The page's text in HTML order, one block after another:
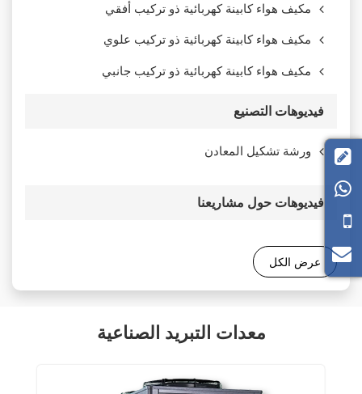
مكيف هواء كابينة كهربائية ذو تركيب أفقي
مكيف هواء كابينة كهربائية ذو تركيب علوي
مكيف هواء كابينة كهربائية ذو تركيب جانبي
فيديوهات التصنيع
ورشة تشكيل المعادن
فيديوهات حول مشاريعنا
عرض الكل
معدات التبريد الصناعية

